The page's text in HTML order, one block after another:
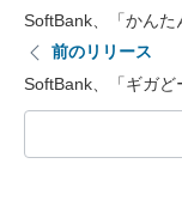
SoftBank、「かん
前のリリース
SoftBank、「ギガど